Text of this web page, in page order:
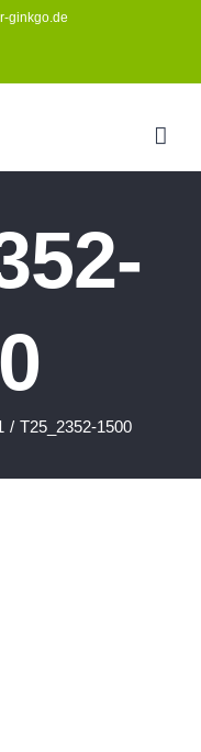
ginkgo.de
/ T25_2352-1500